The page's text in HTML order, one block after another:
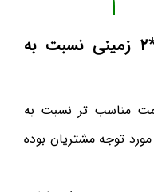
مزایای کابل آلومینیومی ۱۶*۲ زمینی نسبت به
مناسب تر نسبت به
توجه مشتریان بوده